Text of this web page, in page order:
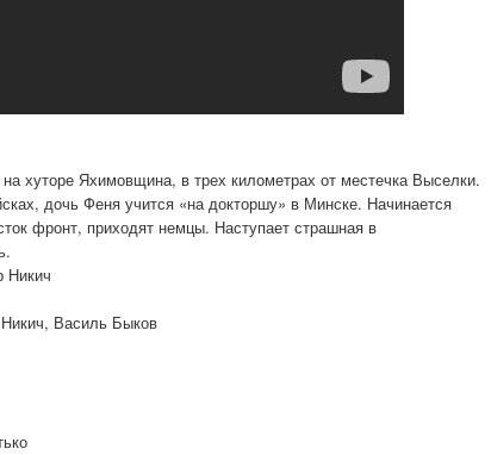
хуторе Яхимовщина, в трех километрах от местечка Выселки.
дочь Феня учится «на докторшу» в Минске. Начинается
фронт, приходят немцы. Наступает страшная в
Никич
Василь Быков